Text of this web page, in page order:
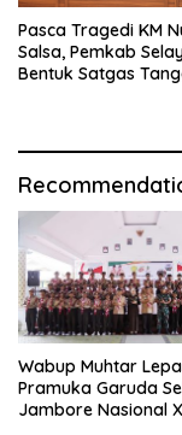
Pasca Tragedi KM
Salsa, Pemkab
Bentuk Satgas
Wabup Muhtar
Pramuka Garuda
Jambore Nasional